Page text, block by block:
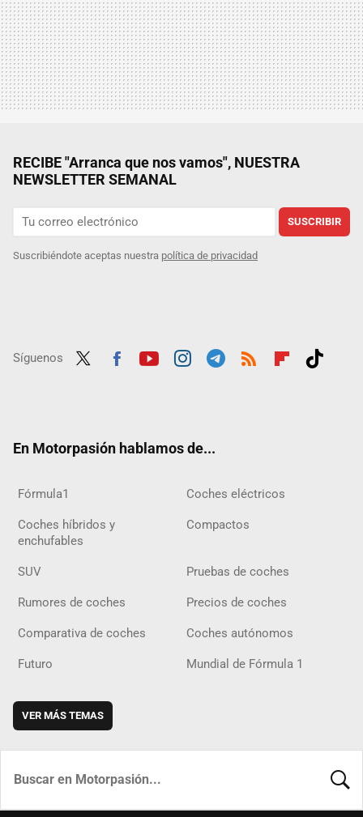
RECIBE "Arranca que nos vamos", NUESTRA
NEWSLETTER SEMANAL
SUSCRIBIR
Suscribiéndote aceptas nuestra política de privacidad
Síguenos
En Motorpasión hablamos de...
Fórmula1 Coches eléctricos
Coches híbridos y
enchufables
Compactos
SUV Pruebas de coches
Rumores de coches Precios de coches
Comparativa de coches Coches autónomos
Futuro Mundial de Fórmula 1
VER MÁS TEMAS